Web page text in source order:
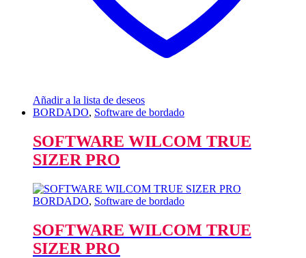
Añadir a la lista de deseos
BORDADO, Software de bordado
SOFTWARE WILCOM TRUE
SIZER PRO
BORDADO, Software de bordado
SOFTWARE WILCOM TRUE
SIZER PRO